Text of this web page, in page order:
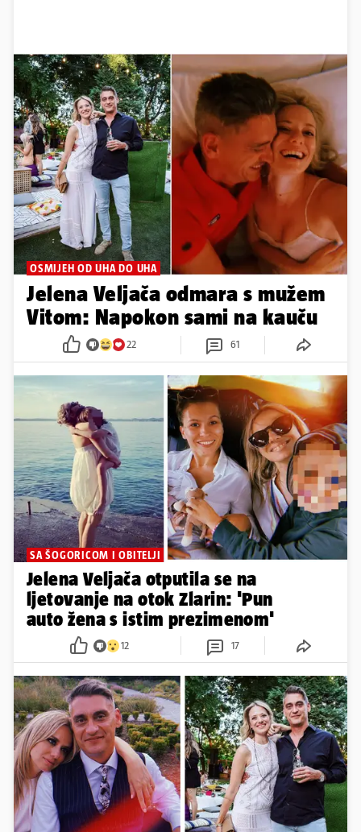
OSMIJEH OD UHA DO UHA
Jelena Veljača odmara s mužem
Vitom: Napokon sami na kauču
22 61
SA ŠOGORICOM I OBITELJI
Jelena Veljača otputila se na
ljetovanje na otok Zlarin: 'Pun
auto žena s istim prezimenom'
12 17